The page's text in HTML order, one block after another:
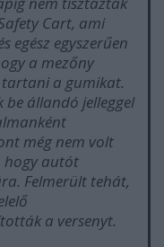
Cart, ami
egész egyszerűen
a mezőny
a gumikat.
be állandó jelleggel
még nem volt
hogy autót
Felmerült tehát,
a versenyt.